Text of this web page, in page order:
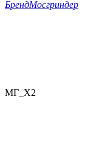
БрендМосгриндер
МГ_Х2